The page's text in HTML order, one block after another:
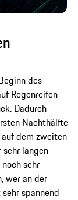
des
Regenreifen
Dadurch
Nachthälfte
dem zweiten
langen
sehr
wer an der
spannend